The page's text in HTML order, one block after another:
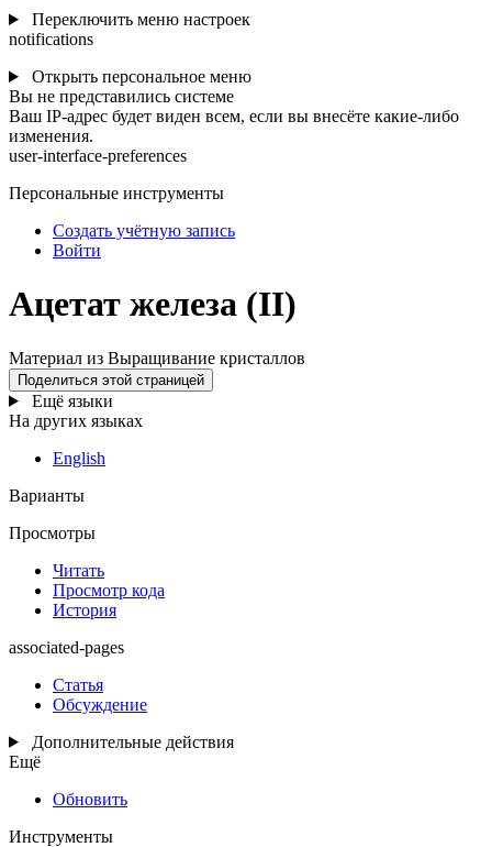
Переключить меню настроек
notifications
Открыть персональное меню
Вы не представились системе
Ваш IP-адрес будет виден всем, если вы внесёте какие-либо
изменения.
user-interface-preferences
Персональные инструменты
Создать учётную запись
Войти
Ацетат железа (II)
Материал из Выращивание кристаллов
Поделиться этой страницей
Ещё языки
На других языках
English
Варианты
Просмотры
Читать
Просмотр кода
История
associated-pages
Статья
Обсуждение
Дополнительные действия
Ещё
Обновить
Инструменты